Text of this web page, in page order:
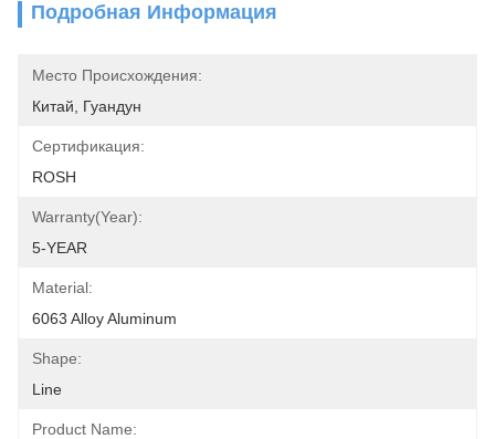
Подробная Информация
Место Происхождения:
Китай, Гуандун
Сертификация:
ROSH
Warranty(Year):
5-YEAR
Material:
6063 Alloy Aluminum
Shape:
Line
Product Name: